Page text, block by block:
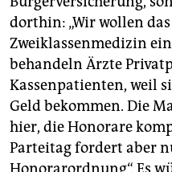
dorthin: „Wir wollen
Zweiklassenmedizin
behandeln Ärzte
Kassenpatienten, weil
Geld bekommen. Die
hier, die Honorare
Parteitag fordert aber